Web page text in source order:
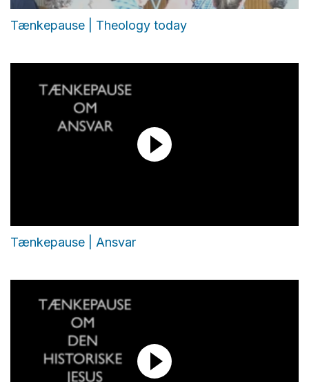
Tænkepause | Theology today
Tænkepause | Ansvar